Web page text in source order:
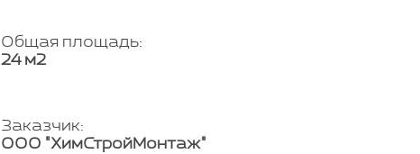
Общая площадь:
24 м2
Заказчик:
ООО "ХимСтройМонтаж"